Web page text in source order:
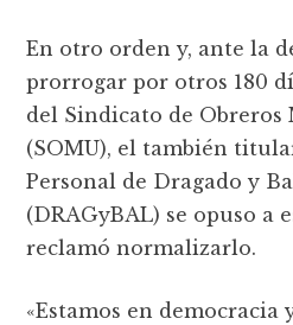
En otro orden y, ante la
prorrogar por otros 180
del Sindicato de Obreros
(SOMU), el también
Personal de Dragado y
(DRAGyBAL) se opuso a
reclamó normalizarlo.
«Estamos en democracia